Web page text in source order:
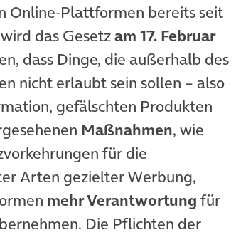
Online-Plattformen bereits seit
das Gesetzam 17. Februar
dass Dinge, die außerhalb des
nicht erlaubt sein sollen – also
gefälschten Produkten
Maßnahmen, wie
für die
Arten gezielter Werbung,
mehr Verantwortung für
Die Pflichten der